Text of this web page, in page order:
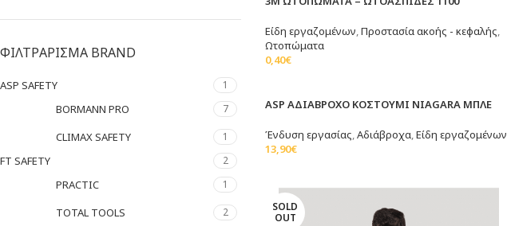
ΦΙΛΤΡΑΡΙΣΜΑ BRAND
ASP SAFETY 1
BORMANN PRO 7
CLIMAX SAFETY 1
FT SAFETY 2
PRACTIC 1
TOTAL TOOLS 2
Είδη εργαζομένων ,Προστασία ακοής - κεφαλής
Ωτοπώματα
0,40€
SOLD
ASP ΑΔΙΑΒΡΟΧΟ ΚΟΣΤΟΥΜΙ NIAGARA ΜΠΛΕ
Ένδυση εργασίας,Αδιάβροχα,Είδη εργαζομένων
13,90€
SOLD
OUT